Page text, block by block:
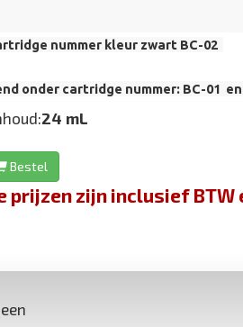
nummer kleur zwart BC-02
onder cartridge nummer: BC-01
24 mL
Bestel
prijzen zijn inclusief